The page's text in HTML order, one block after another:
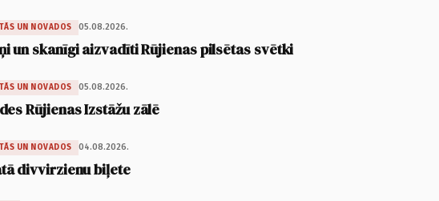
UN NOVADOS 05.08.2026.
un skanīgi aizvadīti Rūjienas pilsētas svētki
UN NOVADOS 05.08.2026.
Rūjienas Izstāžu zālē
UN NOVADOS 04.08.2026.
divvirzienu biļete